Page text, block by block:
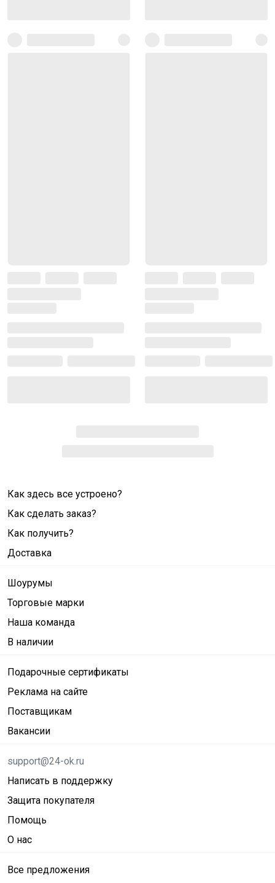
Как здесь все устроено?
Как сделать заказ?
Как получить?
Доставка
Шоурумы
Торговые марки
Наша команда
В наличии
Подарочные сертификаты
Реклама на сайте
Поставщикам
Вакансии
support@24-ok.ru
Написать в поддержку
Защита покупателя
Помощь
О нас
Все предложения